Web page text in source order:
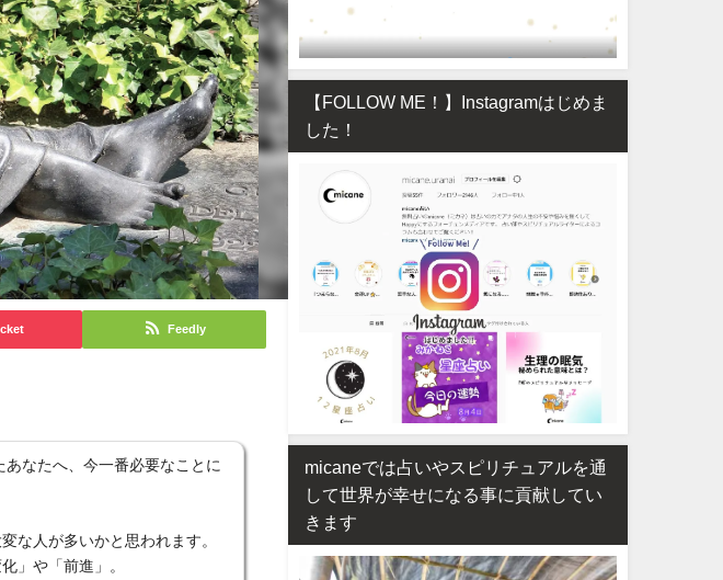
Feedly
なたへ、今一番必要なことに
な人が多いかと思われます。
」や「前進」。
【FOLLOW ME！】Instagramはじめま
した！
micaneでは占いやスピリチュアルを通
して世界が幸せになる事に貢献してい
きます